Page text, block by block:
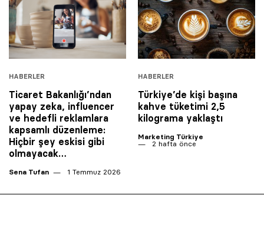
HABERLER
Ticaret Bakanlığı’ndan
yapay zeka, influencer
ve hedefli reklamlara
kapsamlı düzenleme:
Hiçbir şey eskisi gibi
olmayacak…
Sena Tufan 1 Temmuz 2026
HABERLER
Türkiye’de kişi başına
kahve tüketimi 2,5
kilograma yaklaştı
Marketing Türkiye
2 hafta önce